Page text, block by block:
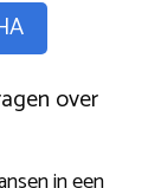
over